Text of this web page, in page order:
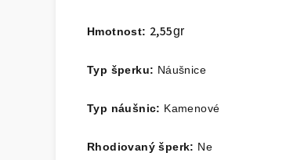
Hmotnost: 2,55gr
Typ šperku: Náušnice
Typ náušnic: Kamenové
Rhodiovaný šperk: Ne